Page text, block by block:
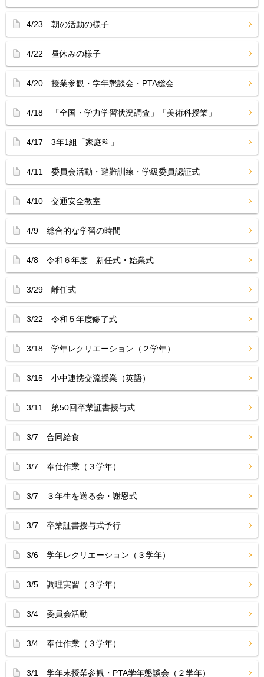
4/23 朝の活動の様子
4/22 昼休みの様子
4/20 授業参観・学年懇談会・PTA総会
4/18 「全国・学力学習状況調査」「美術科授業」
4/17 3年1組「家庭科」
4/11 委員会活動・避難訓練・学級委員認証式
4/10 交通安全教室
4/9 総合的な学習の時間
4/8 令和６年度 新任式・始業式
3/29 離任式
3/22 令和５年度修了式
3/18 学年レクリエーション（２学年）
3/15 小中連携交流授業（英語）
3/11 第50回卒業証書授与式
3/7 合同給食
3/7 奉仕作業（３学年）
3/7 ３年生を送る会・謝恩式
3/7 卒業証書授与式予行
3/6 学年レクリエーション（３学年）
3/5 調理実習（３学年）
3/4 委員会活動
3/4 奉仕作業（３学年）
3/1 学年末授業参観・PTA学年懇談会（２学年）